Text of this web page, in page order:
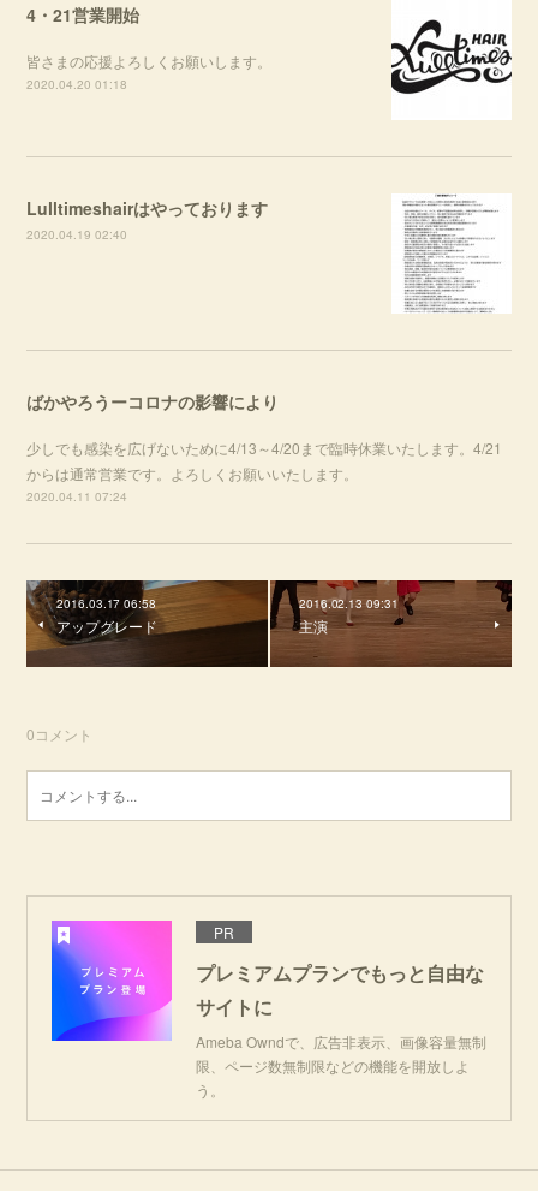
4・21営業開始
皆さまの応援よろしくお願いします。
2020.04.20 01:18
Lulltimeshairはやっております
2020.04.19 02:40
ばかやろうーコロナの影響により
少しでも感染を広げないために4/13～4/20まで臨時休業いたします。4/21
からは通常営業です。よろしくお願いいたします。
2020.04.11 07:24
2016.03.17 06:58
アップグレード
2016.02.13 09:31
主演
0コメント
PR
プレミアムプランでもっと自由な
サイトに
Ameba Owndで、広告非表示、画像容量無制
限、ページ数無制限などの機能を開放しよ
う。